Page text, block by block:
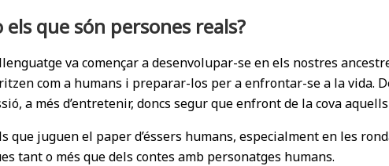
que són persones reals?
va començar a desenvolupar-se en els nostres
com a humans i preparar-los per a enfrontar-se a la vida.
a més d’entretenir, doncs segur que enfront de la cova
juguen el paper d’éssers humans, especialment en les
tant o més que dels contes amb personatges humans.